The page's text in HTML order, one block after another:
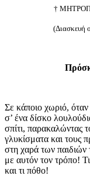
†
(Διασκευή
Σε κάποιο χωριό, όταν
σ’ ένα δίσκο
σπίτι, παρακαλώντας
γλυκίσματα και τους
στη χαρά των
με αυτόν τον τρόπο!
και τι πόθο!